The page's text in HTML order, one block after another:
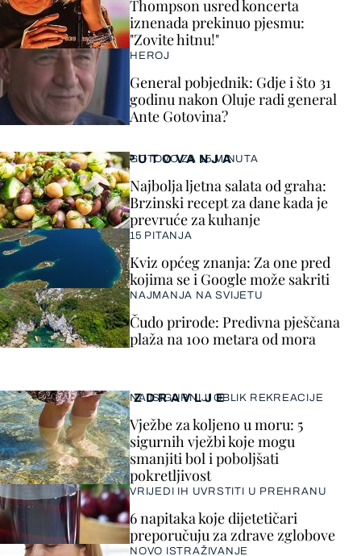
Thompson usred koncerta
iznenada prekinuo pjesmu:
"Zovite hitnu!"
HEROJ
General pobjednik: Gdje i što 31
godinu nakon Oluje radi general
Ante Gotovina?
ZDRAVLJE
NAJSIGURNIJI OBLIK REKREACIJE
Vježbe za koljeno u moru: 5
sigurnih vježbi koje mogu
smanjiti bol i poboljšati
pokretljivost
VRIJEDI IH UVRSTITI U PREHRANU
6 napitaka koje dijetetičari
preporučuju za zdrave zglobove
NOVO ISTRAŽIVANJE
PUTOVANJA
GOTOVO ZA 15 MINUTA
Najbolja ljetna salata od graha:
Brzinski recept za dane kada je
prevruće za kuhanje
15 PITANJA
Kviz općeg znanja: Za one pred
kojima se i Google može sakriti
NAJMANJA NA SVIJETU
Čudo prirode: Predivna pješčana
plaža na 100 metara od mora